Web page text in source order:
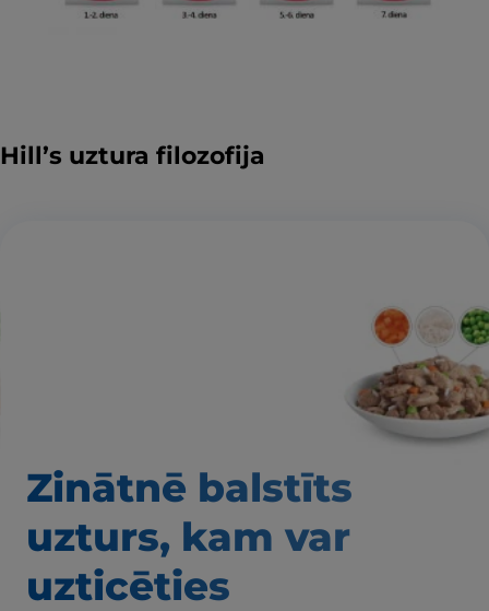
Hill’s uztura filozofija
Zinātnē balstīts
uzturs, kam var
uzticēties